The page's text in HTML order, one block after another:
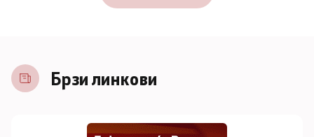
Брзи линкови